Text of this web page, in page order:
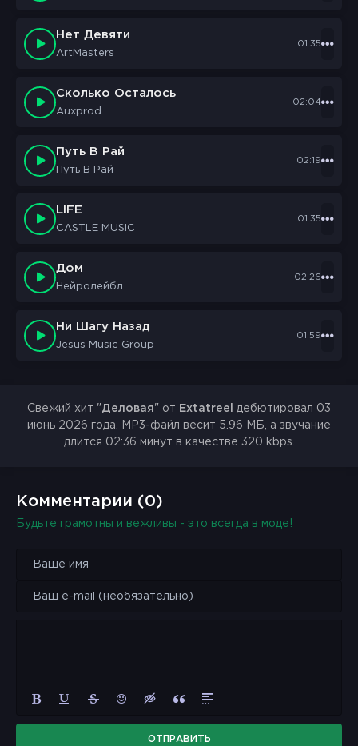
Нет Девяти
ArtMasters
01:35
Сколько Осталось
Auxprod
02:04
Путь В Рай
Путь В Рай
02:19
LIFE
CASTLE MUSIC
01:35
Дом
Нейролейбл
02:26
Ни Шагу Назад
Jesus Music Group
01:59
Свежий хит "Деловая" от Extatreel
дебютировал 03
июнь 2026 года. MP3-файл весит 5.96 МБ, а звучание
длится 02:36 минут в качестве 320 kbps.
Комментарии (0)
Будьте грамотны и вежливы - это всегда в моде!
ОТПРАВИТЬ